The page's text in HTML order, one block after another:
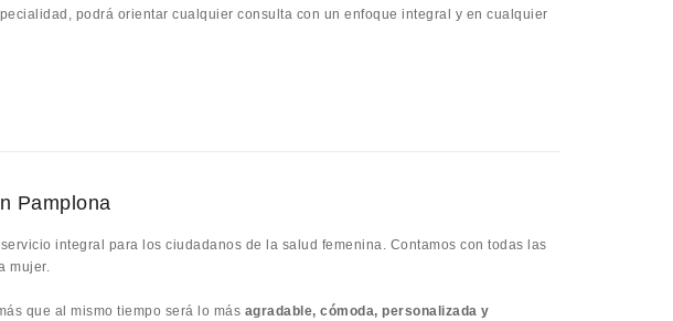
podrá orientar cualquier consulta con un enfoque integral y en cualquier
Pamplona
integral para los ciudadanos de la salud femenina. Contamos con todas las
mujer.
que al mismo tiempo será lo más agradable, cómoda, personalizada y